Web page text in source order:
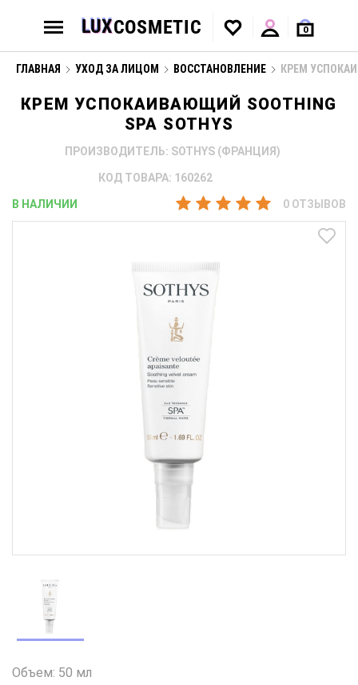
0
ГЛАВНАЯ УХОД ЗА ЛИЦОМ ВОССТАНОВЛЕНИЕ КРЕМ
КРЕМ УСПОКАИВАЮЩИЙ SOOTHING
SPA SOTHYS
ПРОИЗВОДИТЕЛЬ: SOTHYS (ФРАНЦИЯ)
КОД ТОВАРА: 160262
В НАЛИЧИИ 0 ОТЗЫВОВ
Объем: 50 мл